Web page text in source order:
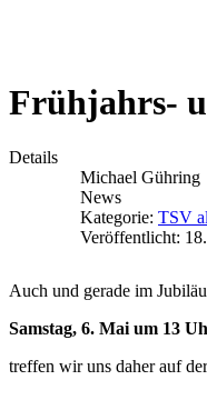
Frühjahrs-
Details
Michael Gühring
News
Kategorie: TSV
Veröffentlicht:
Auch und gerade im
Samstag, 6. Mai um 13
treffen wir uns daher auf